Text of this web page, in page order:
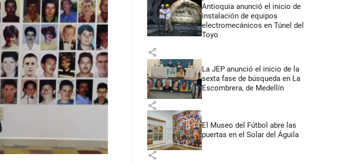
Antioquia anunció el inicio de
instalación de equipos
electromecánicos en Túnel del
Toyo
share
La JEP anunció el inicio de la
sexta fase de búsqueda en La
Escombrera, de Medellín
share
El Museo del Fútbol abre las
puertas en el Solar del Águila
share